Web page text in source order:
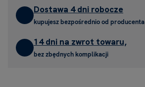
Dostawa 4 dni robocze
kupujesz bezpośrednio od producenta
14 dni na zwrot towaru,
bez zbędnych komplikacji